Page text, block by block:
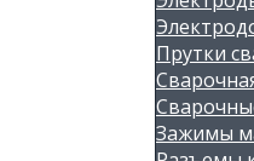
Прутки
Зажимы